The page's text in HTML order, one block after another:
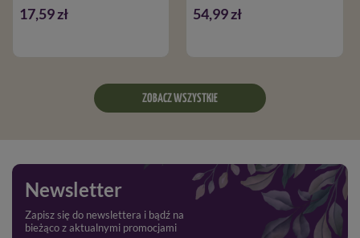
17,59 zł 54,99 zł
ZOBACZ WSZYSTKIE
Newsletter
Zapisz się do newslettera i bądź na
bieżąco z aktualnymi promocjami